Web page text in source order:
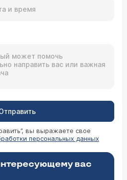
вы выражаете свое
персональных данных
вас